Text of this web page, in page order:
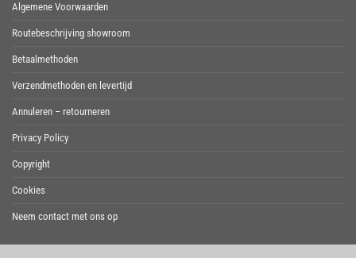
Algemene Voorwaarden
Routebeschrijving showroom
Betaalmethoden
Verzendmethoden en levertijd
Annuleren – retourneren
Privacy Policy
Copyright
Cookies
Neem contact met ons op